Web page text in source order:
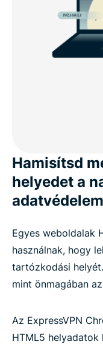
Hamisítsd
helyedet a
Egyes weboldalak
használnak, hogy
tartózkodási
mint önmagában
Az ExpressVPN
HTML5